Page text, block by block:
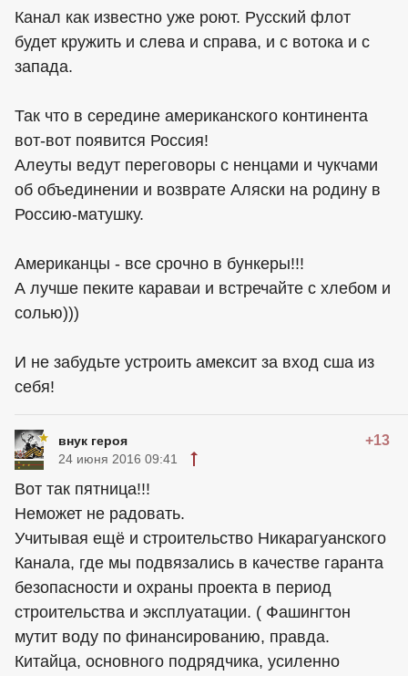
Канал как известно уже роют. Русский флот
будет кружить и слева и справа, и с вотока и с
запада.
Так что в середине американского континента
вот-вот появится Россия!
Алеуты ведут переговоры с ненцами и чукчами
об объединении и возврате Аляски на родину в
Россию-матушку.
Американцы - все срочно в бункеры!!!
А лучше пеките караваи и встречайте с хлебом и
солью)))
И не забудьте устроить амексит за вход сша из
себя!
внук героя +13
24 июня 2016 09:41
Вот так пятница!!!
Неможет не радовать.
Учитывая ещё и строительство Никарагуанского
Канала, где мы подвязались в качестве гаранта
безопасности и охраны проекта в период
строительства и эксплуатации. ( Фашингтон
мутит воду по финансированию, правда.
Китайца, основного подрядчика, усиленно